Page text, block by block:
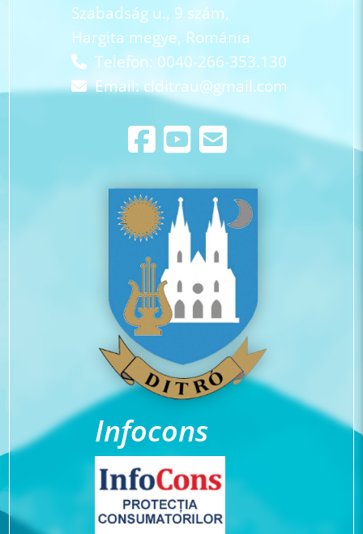
Szabadság u., 9 szám,
Hargita megye, Románia
Telefon: 0040-266-353.130
Email:clditrau@gmail.com
Infocons